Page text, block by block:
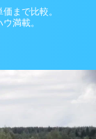
まで比較。
満載。